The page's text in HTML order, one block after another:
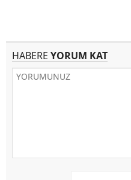
HABERE YORUM KAT